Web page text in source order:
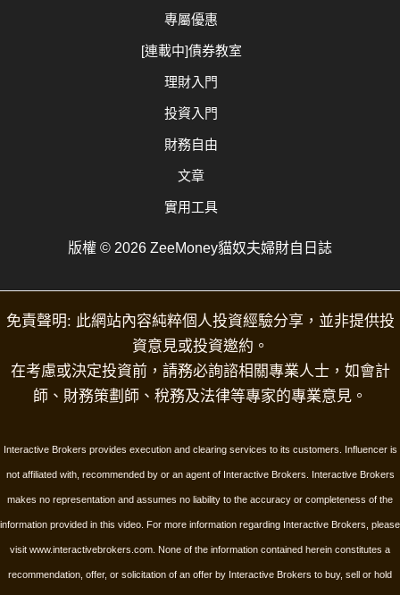
專屬優惠
[連載中]債券教室
理財入門
投資入門
財務自由
文章
實用工具
版權 © 2026 ZeeMoney貓奴夫婦財自日誌
免責聲明: 此網站內容純粹個人投資經驗分享，並非提供投
資意見或投資邀約。
在考慮或決定投資前，請務必詢諮相關專業人士，如會計
師、財務策劃師、稅務及法律等專家的專業意見。
Interactive Brokers provides execution and clearing services to its customers. Influencer is
not affiliated with, recommended by or an agent of Interactive Brokers. Interactive Brokers
makes no representation and assumes no liability to the accuracy or completeness of the
information provided in this video. For more information regarding Interactive Brokers, please
visit www.interactivebrokers.com. None of the information contained herein constitutes a
recommendation, offer, or solicitation of an offer by Interactive Brokers to buy, sell or hold